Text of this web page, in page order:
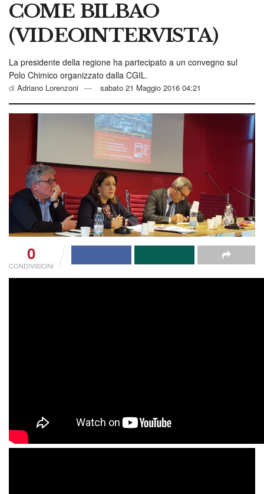
COME BILBAO
(VIDEOINTERVISTA)
La presidente della regione ha partecipato a un
convegno sul Polo Chimico organizzato dalla
CGIL.
di Adriano Lorenzoni sabato 21 Maggio 2016 04:21
0